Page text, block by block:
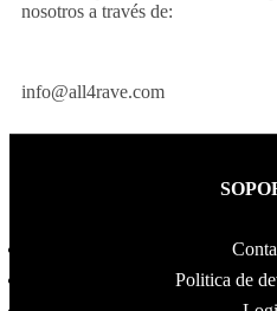
nosotros a través de:
info@all4rave.com
Politica de